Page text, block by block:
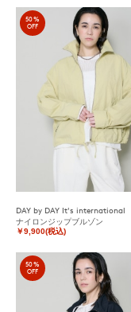
50%
OFF
DAY by DAY It's international
ナイロンジップブルゾン
￥9,900(税込)
50%
OFF